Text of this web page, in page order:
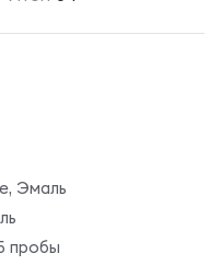
Эмаль
пробы